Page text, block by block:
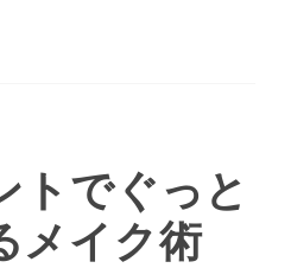
トでぐっと
メイク術